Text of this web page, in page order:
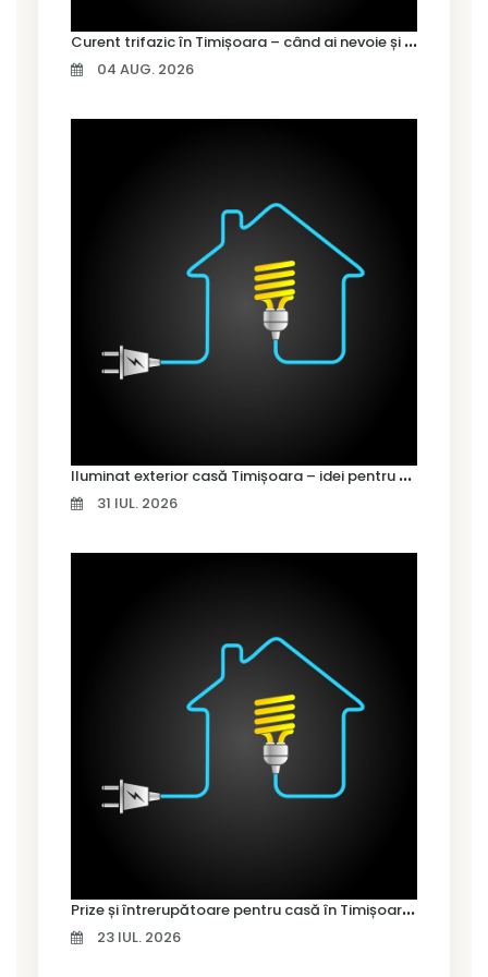
C
urent trifazic în Timișoara – când ai nevoie și cum îl alegi
04 AUG. 2026
I
luminat exterior casă Timișoara – idei pentru siguranță și confort
31 IUL. 2026
P
rize și întrerupătoare pentru casă în Timișoara – cum alegi variantele potrivite
23 IUL. 2026